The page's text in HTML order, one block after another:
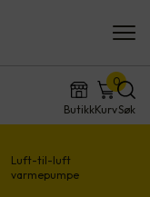
ButikkKurv
0
Søk
Luft-til-luft
varmepumpe